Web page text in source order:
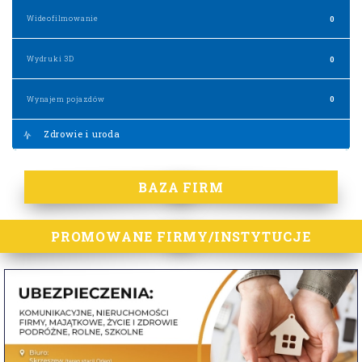
Wideofilmowanie 0
Wydruki 3D 0
Wynajem pojazdów 0
Zdrowie i uroda
BAZA FIRM
PROMOWANE FIRMY/INSTYTUCJE